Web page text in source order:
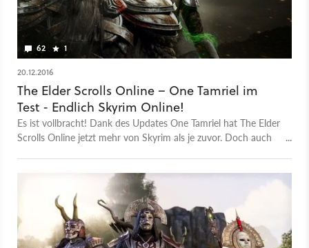
62 1
20.12.2016
The Elder Scrolls Online – One Tamriel im
Test - Endlich Skyrim Online!
Es ist vollbracht! Dank des Updates One Tamriel hat The Elder
Scrolls Online jetzt mehr von Skyrim als je zuvor. Doch auch